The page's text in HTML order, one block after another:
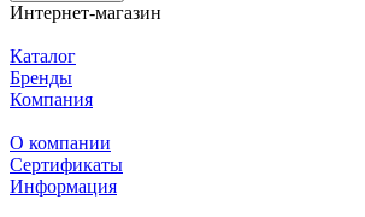
Интернет-магазин
Каталог
Бренды
Компания
О компании
Сертификаты
Информация